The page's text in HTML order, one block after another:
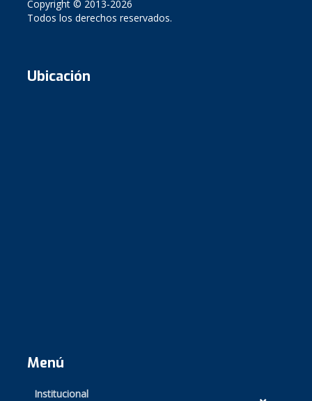
Copyright © 2013-2026
Todos los derechos reservados.
Ubicación
Menú
Institucional